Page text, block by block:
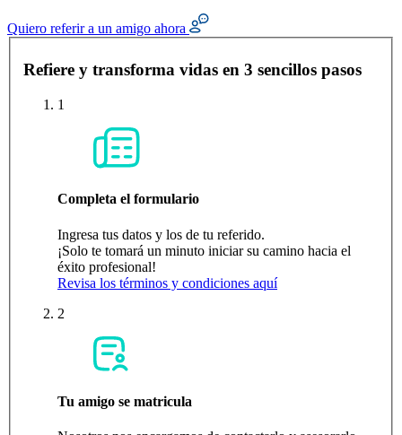
Quiero referir a un amigo ahora
Refiere y transforma vidas en 3 sencillos pasos
1
Completa el formulario
Ingresa tus datos y los de tu referido.
¡Solo te tomará un minuto iniciar su camino hacia el
éxito profesional!
Revisa los términos y condiciones aquí
2
Tu amigo se matricula